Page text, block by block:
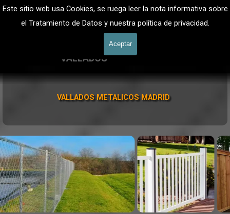
Este sitio web usa Cookies, se ruega leer la nota informativa sobre
el Tratamiento de Datos y nuestra política de privacidad.
Aceptar
Vaya al Contenido
FINCAS
VALLADOSValla Hércules
601 900 178
VALLADOS METALICOS MADRID